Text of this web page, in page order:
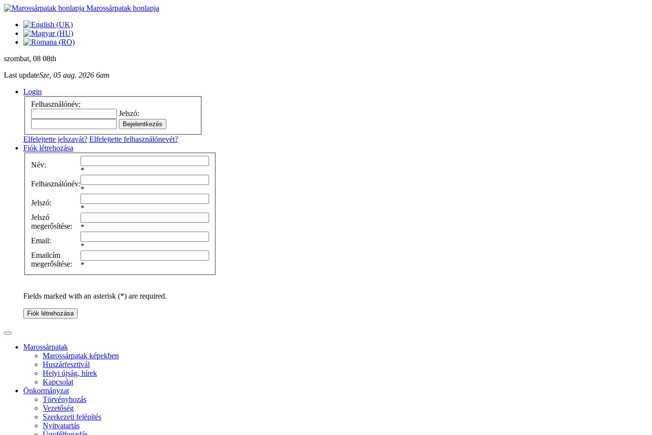
Marossárpatak honlapja
szombat, 08 08th
Last updateSze, 05 aug. 2026 6am
Login
Felhasználónév:
Jelszó:
Elfelejtette jelszavát? Elfelejtette felhasználónevét?
Fiók létrehozása
Név:
*
Felhasználónév:
*
Jelszó:
*
Jelszó
megerősítése:
*
Email:
*
Emailcím
megerősítése:
*
Fields marked with an asterisk (*) are required.
Fiók létrehozása
Marossárpatak
Marossárpatak képekben
Huszárfesztivál
Helyi újság, hírek
Kapcsolat
Önkormányzat
Törvényhozás
Vezetőség
Szerkezeti felépítés
Nyitvatartás